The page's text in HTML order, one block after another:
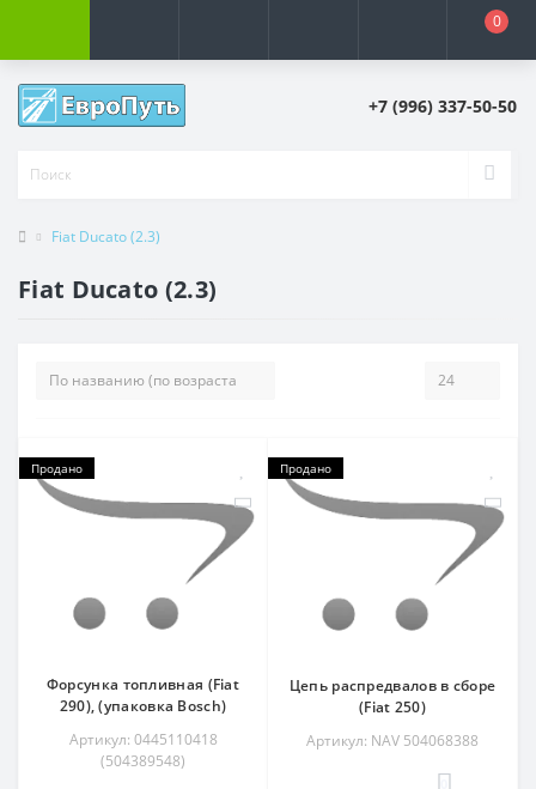
0
+7 (996) 337-50-50
Fiat Ducato (2.3)
Fiat Ducato (2.3)
Продано
Форсунка топливная (Fiat
290), (упаковка Bosch)
Артикул: 0445110418
(504389548)
Продано
Цепь распредвалов в сборе
(Fiat 250)
Артикул: NAV 504068388